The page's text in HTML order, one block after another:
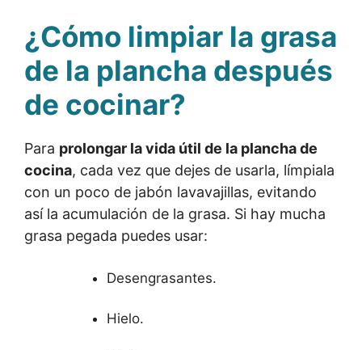
¿Cómo limpiar la grasa
de la plancha después
de cocinar?
Para prolongar la vida útil de la plancha de
cocina, cada vez que dejes de usarla, límpiala
con un poco de jabón lavavajillas, evitando
así la acumulación de la grasa. Si hay mucha
grasa pegada puedes usar:
Desengrasantes.
Hielo.